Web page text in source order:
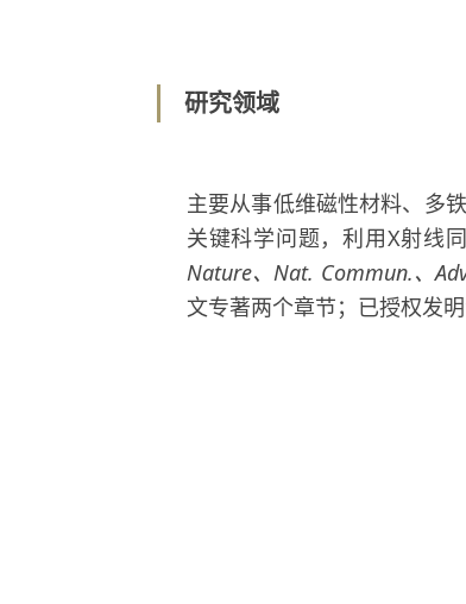
研究领域
主要从事低维磁性材料、多
关键科学问题，利用X射线
Nature、Nat. Commun.、
文专著两个章节；已授权发明